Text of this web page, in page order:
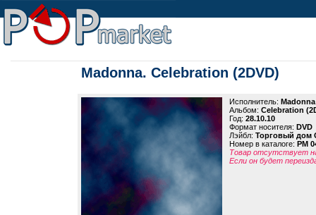
Madonna. Celebration (2DVD)
Исполнитель: Madonna
Альбом: Celebration
Год: 28.10.10
Формат носителя: DVD
Лэйбл: Торговый дом
Номер в каталоге: PM
Товар отсутствует
Если он будет